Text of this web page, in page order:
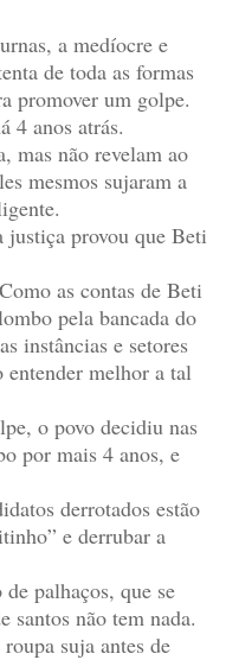
a medíocre e
de toda as formas
promover um golpe.
4 anos atrás.
mas não revelam ao
mesmos sujaram a
justiça provou que Beti
as contas de Beti
pela bancada do
instâncias e setores
entender melhor a tal
o povo decidiu nas
por mais 4 anos, e
derrotados estão
e derrubar a
palhaços, que se
santos não tem nada.
suja antes de